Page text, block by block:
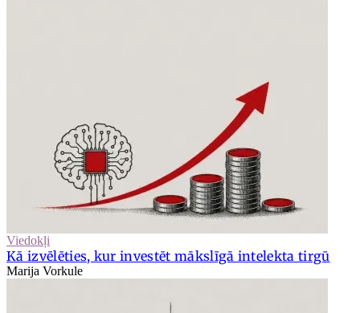
Viedokļi
Kā izvēlēties, kur investēt mākslīgā intelekta tirgū
Marija Vorkule